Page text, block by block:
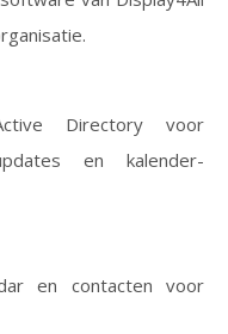
Directory voor
en kalender-
en contacten voor